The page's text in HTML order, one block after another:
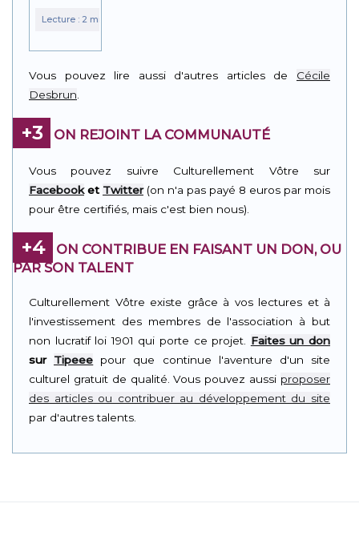
Vous pouvez lire aussi d'autres articles de Cécile
Desbrun.
+3 ON REJOINT LA COMMUNAUTÉ
Vous pouvez suivre Culturellement Vôtre sur
Facebooket Twitter(on n'a pas payé 8 euros par mois
pour être certifiés, mais c'est bien nous).
+4
ON CONTRIBUE EN FAISANT UN DON, OU
PAR SON TALENT
Culturellement Vôtre existe grâce à vos lectures et à
l'investissement des membres de l'association à but
non lucratif loi 1901 qui porte ce projet. Faites un don
sur Tipeee pour que continue l'aventure d'un site
culturel gratuit de qualité. Vous pouvez aussi proposer
des articles ou contribuer au développement du site
par d'autres talents.